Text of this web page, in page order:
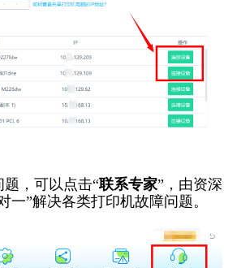
，可以点击“联系专家”，由资深
一”解决各类打印机故障问题。